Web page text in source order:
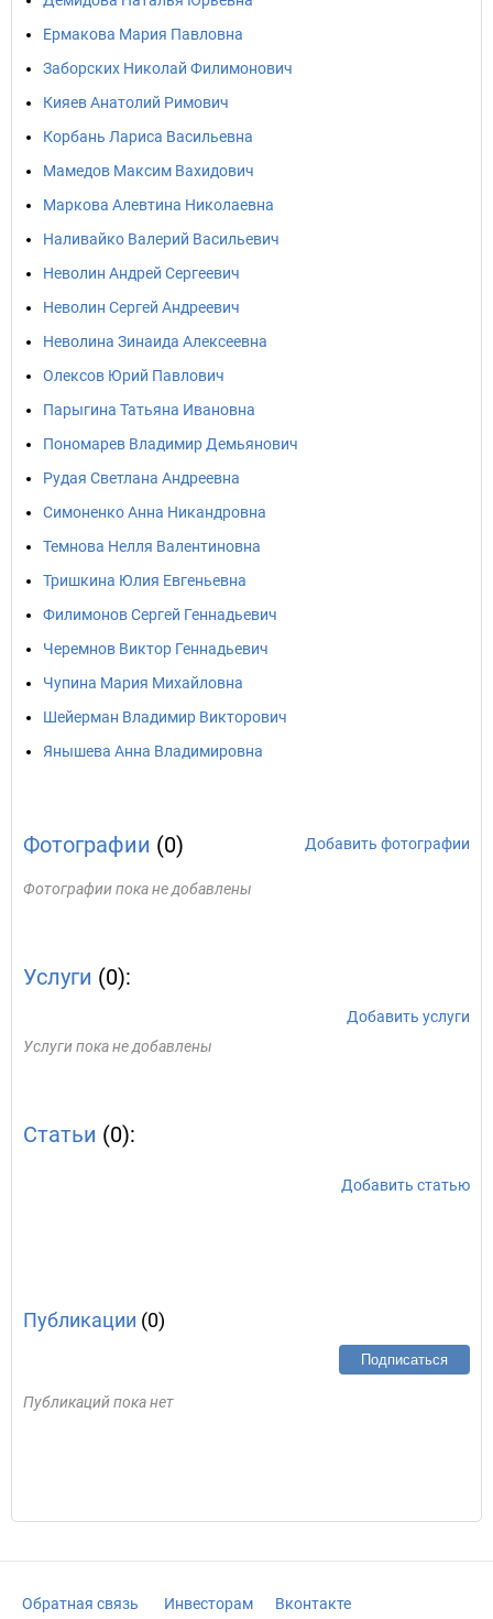
Ермакова Мария Павловна
Заборских Николай Филимонович
Кияев Анатолий Римович
Корбань Лариса Васильевна
Мамедов Максим Вахидович
Маркова Алевтина Николаевна
Наливайко Валерий Васильевич
Неволин Андрей Сергеевич
Неволин Сергей Андреевич
Неволина Зинаида Алексеевна
Олексов Юрий Павлович
Парыгина Татьяна Ивановна
Пономарев Владимир Демьянович
Рудая Светлана Андреевна
Симоненко Анна Никандровна
Темнова Нелля Валентиновна
Тришкина Юлия Евгеньевна
Филимонов Сергей Геннадьевич
Черемнов Виктор Геннадьевич
Чупина Мария Михайловна
Шейерман Владимир Викторович
Янышева Анна Владимировна
Фотографии (0) Добавить фотографии
Фотографии пока не добавлены
Услуги (0):
Добавить услуги
Услуги пока не добавлены
Статьи (0):
Добавить статью
Публикации (0)
Подписаться
Публикаций пока нет
Обратная связь Инвесторам Вконтакте